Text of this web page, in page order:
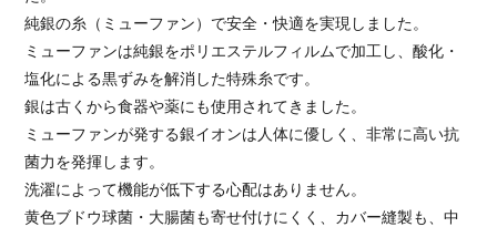
純銀の糸（ミューファン）で安全・快適を実現しました。
ミューファンは純銀をポリエステルフィルムで加工し、酸化・
塩化による黒ずみを解消した特殊糸です。
銀は古くから食器や薬にも使用されてきました。
ミューファンが発する銀イオンは人体に優しく、非常に高い抗
菌力を発揮します。
洗濯によって機能が低下する心配はありません。
黄色ブドウ球菌・大腸菌も寄せ付けにくく、カバー縫製も、中